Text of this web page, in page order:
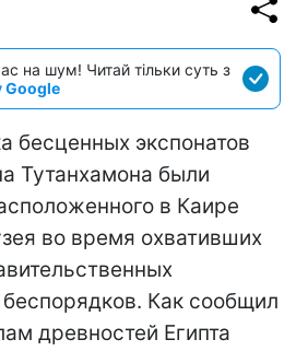
на шум! Читай тільки суть з
Google
бесценных экспонатов
Тутанхамона были
в Каире
во время охвативших
Как сообщил
древностей Египта